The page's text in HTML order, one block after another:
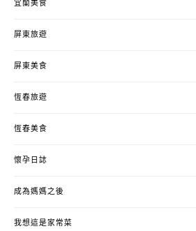
宜蘭美食
屏東旅遊
屏東美食
恆春旅遊
恆春美食
懷孕日誌
成為媽媽之後
我想這是家常菜